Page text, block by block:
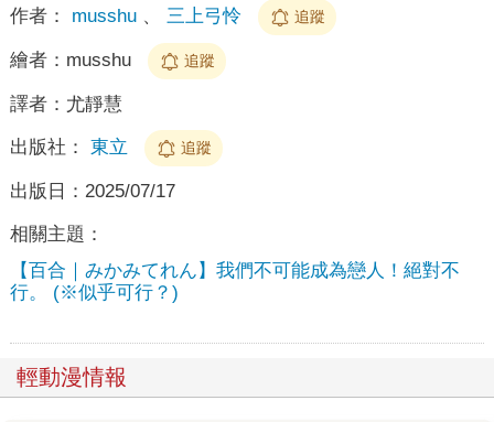
作者： musshu、 三上弓怜 追蹤
繪者： musshu 追蹤
譯者： 尤靜慧
出版社： 東立 追蹤
出版日： 2025/07/17
相關主題：
【百合｜みかみてれん】我們不可能成為戀人！絕對不
行。 (※似乎可行？)
輕動漫情報